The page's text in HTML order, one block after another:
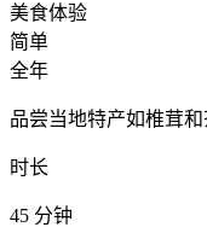
美食体验
简单
全年
品尝当地特产如椎茸
时长
45 分钟